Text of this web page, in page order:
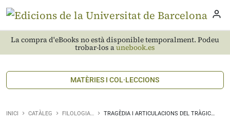
La compra d'eBooks no està disponible temporalment. Podeu
trobar-los aunebook.es
MATÈRIES I COL·LECCIONS
INICI CATÀLEG FILOLOGIA… TRAGÈDIA I ARTICULACIONS DEL TRÀGIC…